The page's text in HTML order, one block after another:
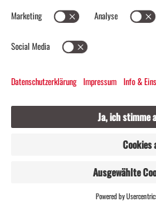
03:30 h
(E-)Mountainbiken ·